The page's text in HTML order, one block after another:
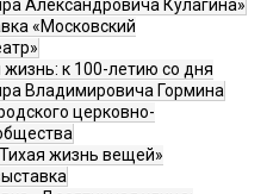
Александровича Кулагина»
«Московский
к 100-летию со дня
Владимировича Гормина
церковно-
жизнь вещей»